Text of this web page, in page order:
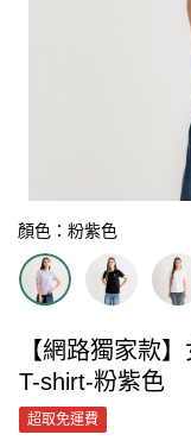
顏色：粉紫色
【網路獨家款
T-shirt-粉紫色
超取免運費